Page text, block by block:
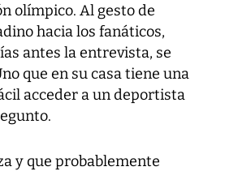
olímpico. Al gesto de
hacia los fanáticos,
antes la entrevista, se
que en su casa tiene una
acceder a un deportista
y que probablemente